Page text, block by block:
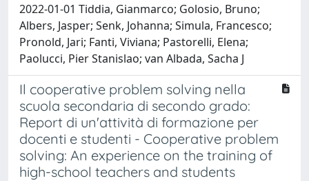
2022-01-01 Tiddia, Gianmarco; Golosio, Bruno;
Albers, Jasper; Senk, Johanna; Simula, Francesco;
Pronold, Jari; Fanti, Viviana; Pastorelli, Elena;
Paolucci, Pier Stanislao; van Albada, Sacha J
Il cooperative problem solving nella
scuola secondaria di secondo grado:
Report di un'attività di formazione per
docenti e studenti - Cooperative problem
solving: An experience on the training of
high-school teachers and students